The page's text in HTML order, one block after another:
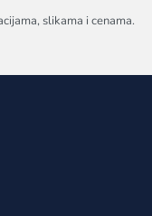
slikama i cenama.